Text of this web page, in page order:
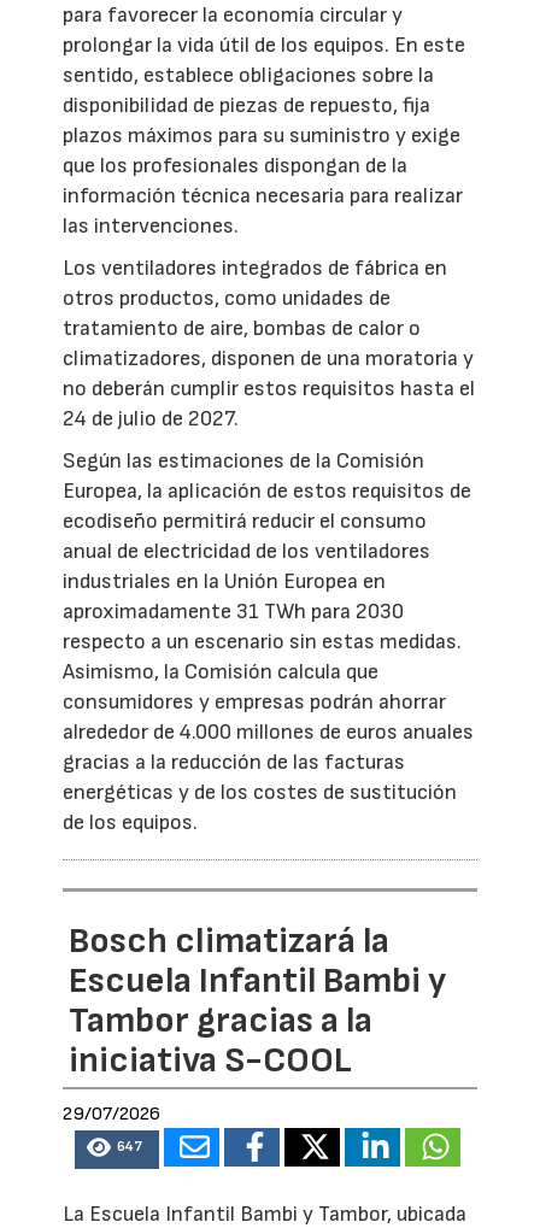
para favorecer la economía circular y
prolongar la vida útil de los equipos. En este
sentido, establece obligaciones sobre la
disponibilidad de piezas de repuesto, fija
plazos máximos para su suministro y exige
que los profesionales dispongan de la
información técnica necesaria para realizar
las intervenciones.
Los ventiladores integrados de fábrica en
otros productos, como unidades de
tratamiento de aire, bombas de calor o
climatizadores, disponen de una moratoria y
no deberán cumplir estos requisitos hasta el
24 de julio de 2027.
Según las estimaciones de la Comisión
Europea, la aplicación de estos requisitos de
ecodiseño permitirá reducir el consumo
anual de electricidad de los ventiladores
industriales en la Unión Europea en
aproximadamente 31 TWh para 2030
respecto a un escenario sin estas medidas.
Asimismo, la Comisión calcula que
consumidores y empresas podrán ahorrar
alrededor de 4.000 millones de euros anuales
gracias a la reducción de las facturas
energéticas y de los costes de sustitución
de los equipos.
Bosch climatizará la
Escuela Infantil Bambi y
Tambor gracias a la
iniciativa S-COOL
29/07/2026
647
La Escuela Infantil Bambi y Tambor, ubicada